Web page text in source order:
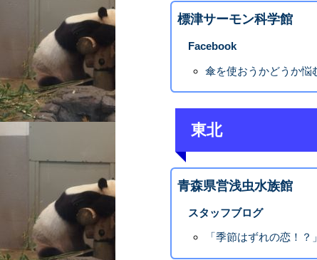
標津サーモン科学館
Facebook
傘を使おうかどうか悩
東北
青森県営浅虫水族館
スタッフブログ
「季節はずれの恋！？」